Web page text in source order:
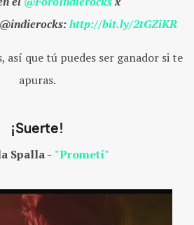
http://bit.ly/2tGZiKR
así que tú puedes ser ganador si te
apuras.
¡Suerte!
Spalla - "Prometí"